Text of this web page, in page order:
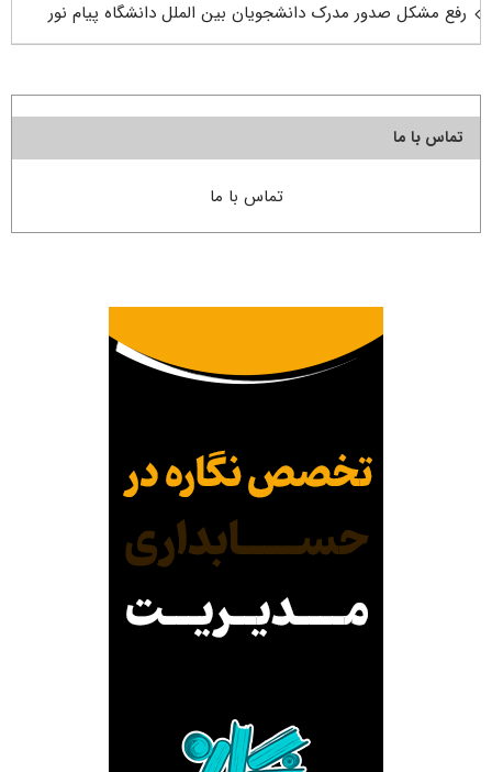
رفع مشکل صدور مدرک دانشجویان بین الملل دانشگاه پیام نور
تماس با ما
تماس با ما